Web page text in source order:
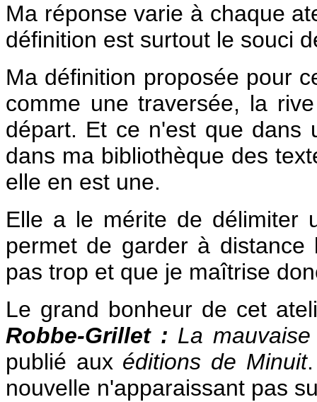
Ma réponse varie à chaque
définition est surtout le souci
Ma définition proposée pour
comme une traversée, la
départ. Et ce n'est que dans
dans ma bibliothèque des
elle en est une.
Elle a le mérite de délimiter
permet de garder à
pas trop et que je maîtrise
Le grand bonheur de cet
Robbe-Grillet : La
publié aux éditions de Minuit
nouvelle n'apparaissant pas